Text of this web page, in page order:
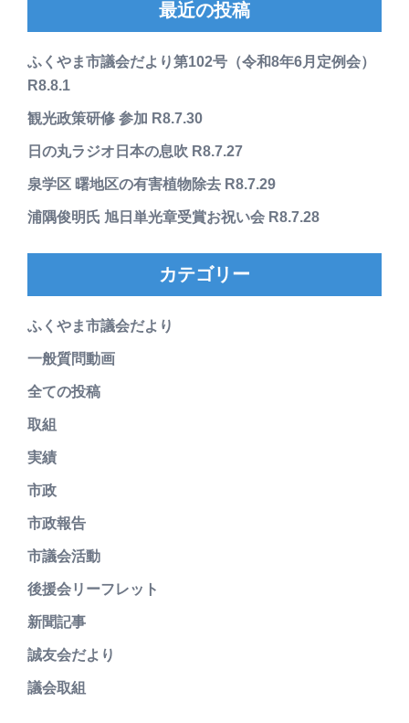
最近の投稿
ふくやま市議会だより第102号（令和8年6月定例会）
R8.8.1
観光政策研修 参加 R8.7.30
日の丸ラジオ日本の息吹 R8.7.27
泉学区 曙地区の有害植物除去 R8.7.29
浦隅俊明氏 旭日単光章受賞お祝い会 R8.7.28
カテゴリー
ふくやま市議会だより
一般質問動画
全ての投稿
取組
実績
市政
市政報告
市議会活動
後援会リーフレット
新聞記事
誠友会だより
議会取組